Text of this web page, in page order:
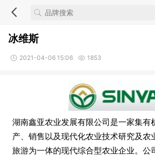
冰维斯
2021-04-06 15:06 1853
湖南鑫亚农业发展有限公司是一家集有
产、销售以及现代化农业技术研究及农
旅游为一体的现代综合型农业企业。公